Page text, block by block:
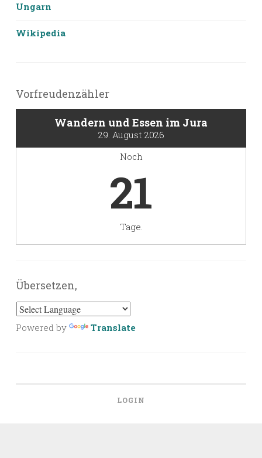
Ungarn
Wikipedia
Vorfreudenzähler
Wandern und Essen im Jura
29. August 2026
Noch
21
Tage.
Übersetzen,
Powered by Translate
LOGIN